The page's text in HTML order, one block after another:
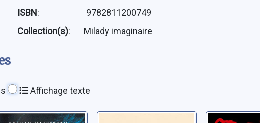
ISBN:
9782811200749
Collection(s): Milady imaginaire
Affichage texte